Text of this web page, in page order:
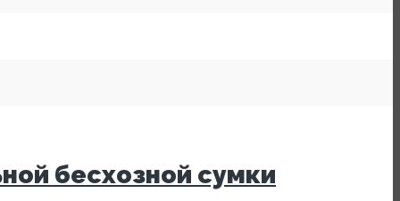
бесхозной сумки